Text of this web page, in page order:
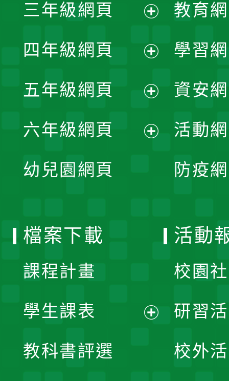
選
單
開
選
單
三年級網頁
開
選
單
四年級網頁
開
選
五年級網頁
開
六年級網頁
幼兒園網頁
教育
學習
資安
活動
防疫
檔案下載
課程計畫
學生課表
教科書評選
活動
校園
研習
校外